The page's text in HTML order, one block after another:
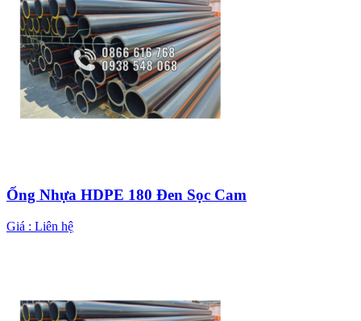
Ống Nhựa HDPE 180 Đen Sọc Cam
Giá : Liên hệ